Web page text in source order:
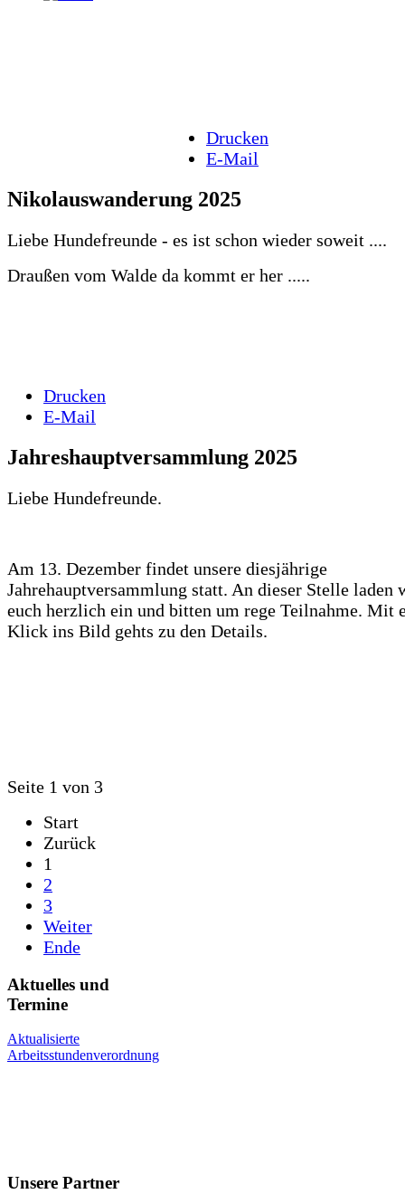
Drucken
E-Mail
Nikolauswanderung 2025
Liebe Hundefreunde - es ist schon wieder soweit ....
Draußen vom Walde da kommt er her .....
Drucken
E-Mail
Jahreshauptversammlung 2025
Liebe Hundefreunde.
Am 13. Dezember findet unsere diesjährige
Jahrehauptversammlung statt. An dieser Stelle laden
euch herzlich ein und bitten um rege Teilnahme. Mit
Klick ins Bild gehts zu den Details.
Seite 1 von 3
Start
Zurück
1
2
3
Weiter
Ende
Aktuelles und
Termine
Aktualisierte
Arbeitsstundenverordnung
Unsere Partner